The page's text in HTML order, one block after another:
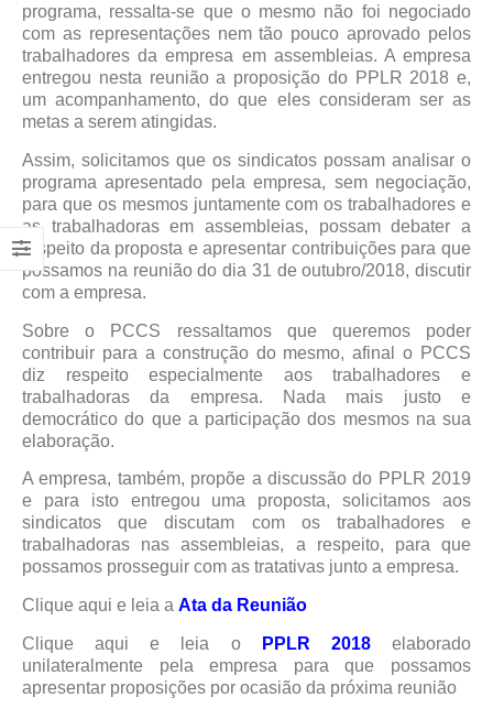
programa, ressalta-se que o mesmo não foi negociado
com as representações nem tão pouco aprovado pelos
trabalhadores da empresa em assembleias. A empresa
entregou nesta reunião a proposição do PPLR 2018 e,
um acompanhamento, do que eles consideram ser as
metas a serem atingidas.
Assim, solicitamos que os sindicatos possam analisar o
programa apresentado pela empresa, sem negociação,
para que os mesmos juntamente com os trabalhadores e
as trabalhadoras em assembleias, possam debater a
respeito da proposta e apresentar contribuições para que
possamos na reunião do dia 31 de outubro/2018, discutir
com a empresa.
Sobre o PCCS ressaltamos que queremos poder
contribuir para a construção do mesmo, afinal o PCCS
diz respeito especialmente aos trabalhadores e
trabalhadoras da empresa. Nada mais justo e
democrático do que a participação dos mesmos na sua
elaboração.
A empresa, também, propõe a discussão do PPLR 2019
e para isto entregou uma proposta, solicitamos aos
sindicatos que discutam com os trabalhadores e
trabalhadoras nas assembleias, a respeito, para que
possamos prosseguir com as tratativas junto a empresa.
Clique aqui e leia a Ata da Reunião
Clique aqui e leia o PPLR 2018elaborado
unilateralmente pela empresa para que possamos
apresentar proposições por ocasião da próxima reunião